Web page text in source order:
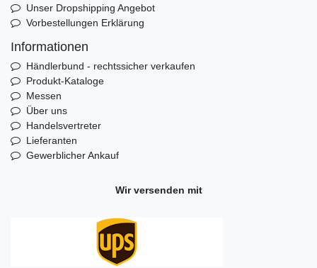
Unser Dropshipping Angebot
Vorbestellungen Erklärung
Informationen
Händlerbund - rechtssicher verkaufen
Produkt-Kataloge
Messen
Über uns
Handelsvertreter
Lieferanten
Gewerblicher Ankauf
Wir versenden mit